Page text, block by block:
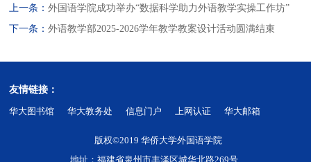
上一条：外国语学院成功举办“数据科学助力外语教学实操工作坊”
下一条：外语教学部2025-2026学年教学教案设计活动圆满结束
友情链接：
华大图书馆 华大教务处 信息门户 上网认证 华大邮箱
版权©2019 华侨大学外国语学院
地址：福建省泉州市丰泽区城华北路269号